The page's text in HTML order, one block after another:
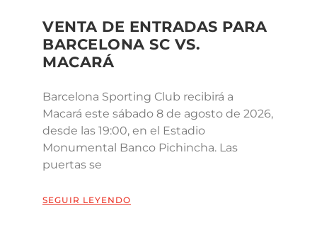
VENTA DE ENTRADAS PARA
BARCELONA SC VS.
MACARÁ
Barcelona Sporting Club recibirá a
Macará este sábado 8 de agosto de 2026,
desde las 19:00, en el Estadio
Monumental Banco Pichincha. Las
puertas se
SEGUIR LEYENDO